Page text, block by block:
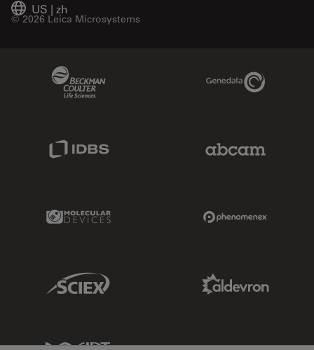
US | zh
© 2026 Leica Microsystems
Genedata Link
Molecular Devices Link
Sciex Link
IDT Link